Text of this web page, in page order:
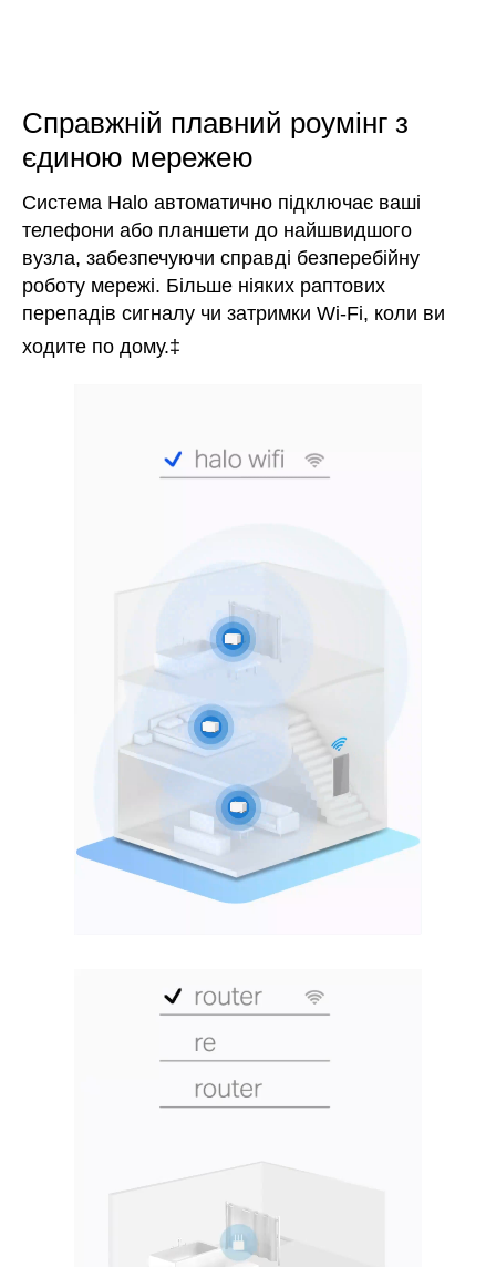
Справжній плавний роумінг з
єдиною мережею
Система Halo автоматично підключає ваші
телефони або планшети до найшвидшого
вузла, забезпечуючи справді безперебійну
роботу мережі. Більше ніяких раптових
перепадів сигналу чи затримки Wi-Fi, коли ви
ходите по дому.‡